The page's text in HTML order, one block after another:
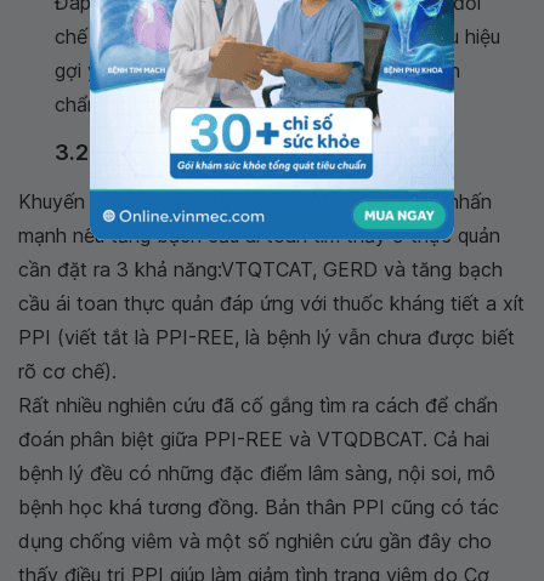
chế độ ăn, corticosteroid tại chỗ) là một dấu hiệu
gợi ý nhưng không bắt buộc trong tiêu chuẩn
chẩn đoán.
3.2. Chẩn đoán phân biệt
Khuyến cáo của Hội Tiêu hóa Mỹ năm 2013 đã nhấn
mạnh nếu tăng bạch cầu ái toan tìm thấy ở thực quản
cần đặt ra 3 khả năng:VTQTCAT, GERD và tăng bạch
cầu ái toan thực quản đáp ứng với thuốc kháng tiết a xít
PPI (viết tắt là PPI-REE, là bệnh lý vẫn chưa được biết
rõ cơ chế).
Rất nhiều nghiên cứu đã cố gắng tìm ra cách để chẩn
đoán phân biệt giữa PPI-REE và VTQDBCAT. Cả hai
bệnh lý đều có những đặc điểm lâm sàng, nội soi, mô
bệnh học khá tương đồng. Bản thân PPI cũng có tác
dụng chống viêm và một số nghiên cứu gần đây cho
thấy điều trị PPI giúp làm giảm tình trạng viêm do Cơ